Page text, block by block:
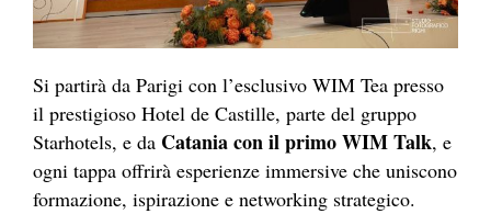
Si partirà da Parigi con l’esclusivo WIM Tea presso
il prestigioso Hotel de Castille, parte del gruppo
Starhotels, e da Catania con il primo WIM Talk, e
ogni tappa offrirà esperienze immersive che uniscono
formazione, ispirazione e networking strategico.